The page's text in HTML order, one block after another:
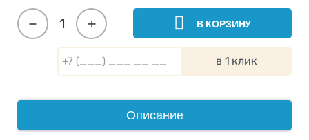
+
− В КОРЗИНУ
в 1 клик
Описание